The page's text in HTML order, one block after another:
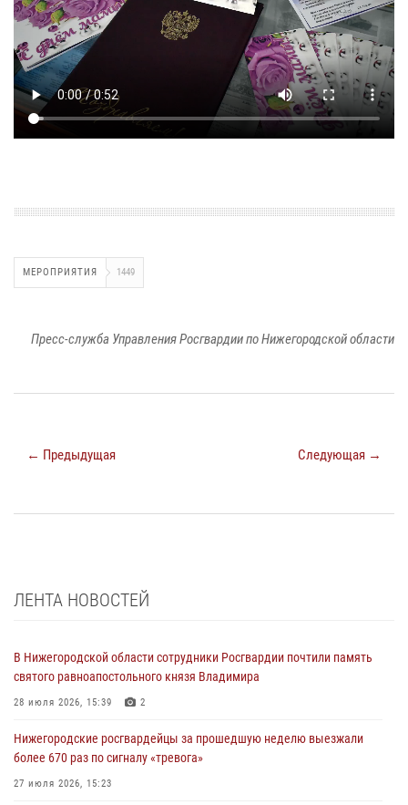
МЕРОПРИЯТИЯ 1449
Пресс-служба Управления Росгвардии по Нижегородской области
← Предыдущая Следующая →
ЛЕНТА НОВОСТЕЙ
В Нижегородской области сотрудники Росгвардии почтили память
святого равноапостольного князя Владимира
28 июля 2026, 15:39 2
Нижегородские росгвардейцы за прошедшую неделю выезжали
более 670 раз по сигналу «тревога»
27 июля 2026, 15:23